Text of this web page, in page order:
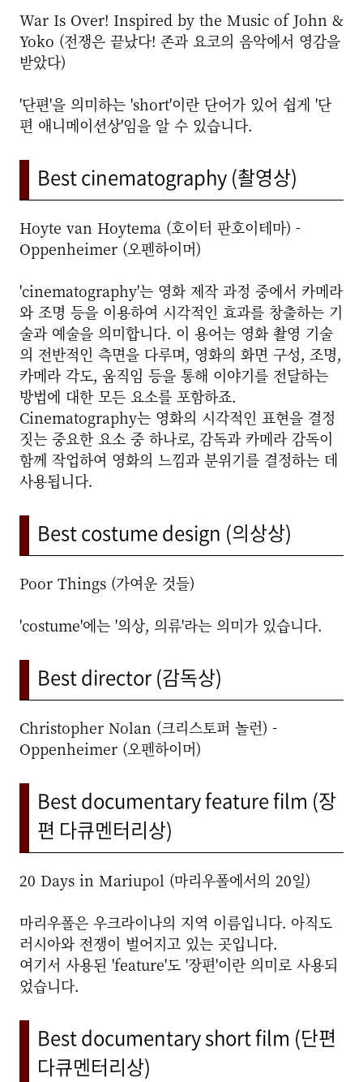
War Is Over! Inspired by the Music of John &
Yoko (전쟁은 끝났다! 존과 요코의 음악에서 영감을
받았다)
'단편'을 의미하는 'short'이란 단어가 있어 쉽게 '단
편 애니메이션상'임을 알 수 있습니다.
Best cinematography (촬영상)
Hoyte van Hoytema (호이터 판호이테마) -
Oppenheimer (오펜하이머)
'cinematography'는 영화 제작 과정 중에서 카메라
와 조명 등을 이용하여 시각적인 효과를 창출하는 기
술과 예술을 의미합니다. 이 용어는 영화 촬영 기술
의 전반적인 측면을 다루며, 영화의 화면 구성, 조명,
카메라 각도, 움직임 등을 통해 이야기를 전달하는
방법에 대한 모든 요소를 포함하죠.
Cinematography는 영화의 시각적인 표현을 결정
짓는 중요한 요소 중 하나로, 감독과 카메라 감독이
함께 작업하여 영화의 느낌과 분위기를 결정하는 데
사용됩니다.
Best costume design (의상상)
Poor Things (가여운 것들)
'costume'에는 '의상, 의류'라는 의미가 있습니다.
Best director (감독상)
Christopher Nolan (크리스토퍼 놀런) -
Oppenheimer (오펜하이머)
Best documentary feature film (장
편 다큐멘터리상)
20 Days in Mariupol (마리우폴에서의 20일)
마리우폴은 우크라이나의 지역 이름입니다. 아직도
러시아와 전쟁이 벌어지고 있는 곳입니다.
여기서 사용된 'feature'도 '장편'이란 의미로 사용되
었습니다.
Best documentary short film (단편
다큐멘터리상)